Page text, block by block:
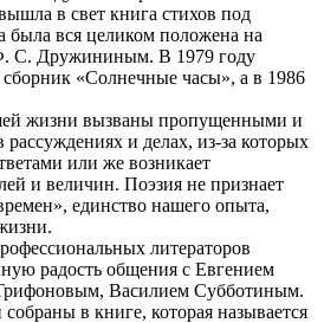
в свет книга стихов под
была вся целиком положена на
С. Дружининым. В 1979 году
«Солнечные часы», а в 1986
жизни вызваны пропущенными и
и делах, из-за которых
или же возникает
и величин. Поэзия не признает
единство нашего опыта,
литераторов
радость общения с Евгением
Василием Субботиным.
в книге, которая называется